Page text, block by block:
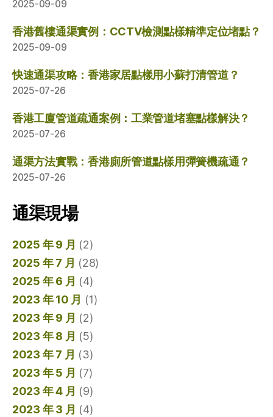
2025-09-09
香港舊樓通渠實例：CCTV檢測點樣精準定位堵點？
2025-09-09
快速通渠攻略：香港家居點樣用小蘇打清管道？
2025-07-26
香港工廈管道疏通案例：工業管道堵塞點樣解決？
2025-07-26
通渠方法實戰：香港廁所管道點樣用彈簧機疏通？
2025-07-26
通渠現場
2025 年 9 月 (2)
2025 年 7 月 (28)
2025 年 6 月 (4)
2023 年 10 月 (1)
2023 年 9 月 (2)
2023 年 8 月 (5)
2023 年 7 月 (3)
2023 年 5 月 (7)
2023 年 4 月 (9)
2023 年 3 月 (4)